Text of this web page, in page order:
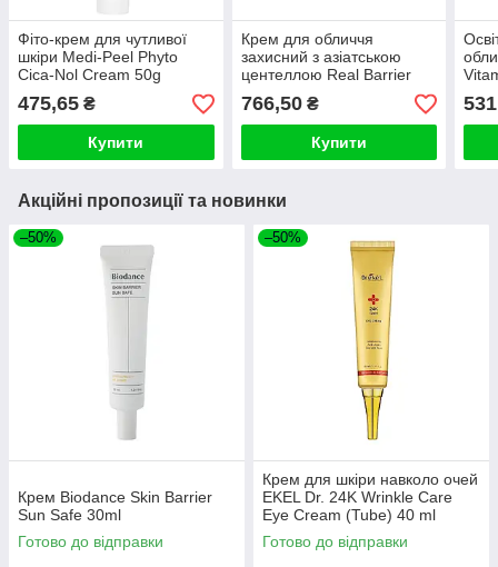
Фіто-крем для чутливої
шкіри Medi-Peel Phyto
Cica-Nol Cream 50g
475,65 ₴
Купити
Крем для обличчя
захисний з азіатською
центеллою Real Barrier
Extreme Cream 50ml
766,50₴
Купити
Акційні пропозиції та новинки
–50%
Крем Biodance Skin Barrier
Sun Safe 30ml
Готово до відправки
–50%
Крем для шкіри навколо очей
EKEL Dr. 24K Wrinkle Care
Eye Cream (Tube) 40 ml
Готово до відправки